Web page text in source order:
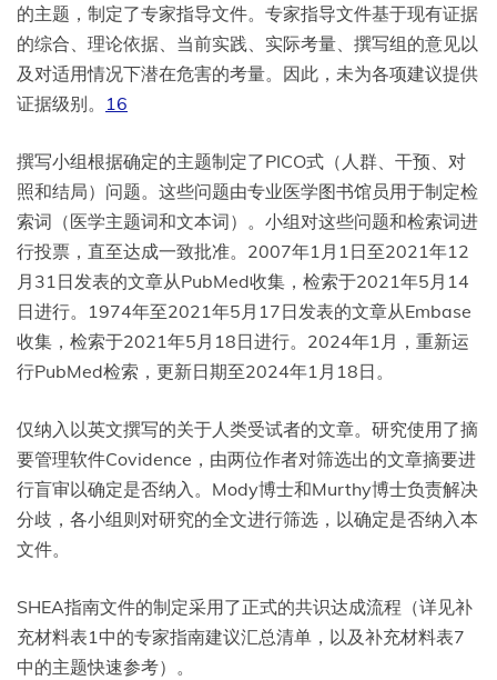
的主题，制定了专家指导文件。专家指导文件基于现有证据
的综合、理论依据、当前实践、实际考量、撰写组的意见以
及对适用情况下潜在危害的考量。因此，未为各项建议提供
证据级别。 16
撰写小组根据确定的主题制定了PICO式（人群、干预、对
照和结局）问题。这些问题由专业医学图书馆员用于制定检
索词（医学主题词和文本词）。小组对这些问题和检索词进
行投票，直至达成一致批准。2007年1月1日至2021年12
月31日发表的文章从PubMed收集，检索于2021年5月14
日进行。1974年至2021年5月17日发表的文章从Embase
收集，检索于2021年5月18日进行。2024年1月，重新运
行PubMed检索，更新日期至2024年1月18日。
仅纳入以英文撰写的关于人类受试者的文章。研究使用了摘
要管理软件Covidence，由两位作者对筛选出的文章摘要进
行盲审以确定是否纳入。Mody博士和Murthy博士负责解决
分歧，各小组则对研究的全文进行筛选，以确定是否纳入本
文件。
SHEA指南文件的制定采用了正式的共识达成流程（详见补
充材料表1中的专家指南建议汇总清单，以及补充材料表7
中的主题快速参考）。